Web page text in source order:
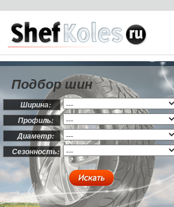
Подбор шин
Ширина:
Профиль:
Диаметр:
Сезонность: